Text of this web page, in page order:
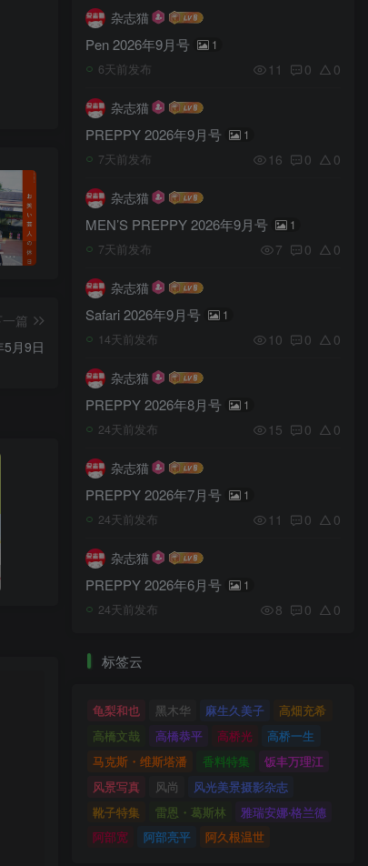
日本《mina（ミーナ）》女性流行时尚杂志 PDF电子版【2025年·全年订阅】 日本《mina（ミーナ）》女性流行时尚杂志 PDF电子版【2026年·全年订阅】
一篇
月9日
杂志猫
Pen 2026年9月号 1
6天前发布 11 0 0
杂志猫
PREPPY 2026年9月号 1
7天前发布 16 0 0
杂志猫
MEN’S PREPPY 2026年9月号 1
7天前发布 7 0 0
杂志猫
Safari 2026年9月号 1
14天前发布 10 0 0
杂志猫
PREPPY 2026年8月号 1
24天前发布 15 0 0
杂志猫
PREPPY 2026年7月号 1
24天前发布 11 0 0
杂志猫
PREPPY 2026年6月号 1
24天前发布 8 0 0
标签云
龟梨和也 黑木华 麻生久美子
高畑充希
高橋文哉
高橋恭平 高桥光
高桥一生
马克斯・维斯塔潘
香料特集
饭丰万理江
风景写真
风尚
风光美景摄影杂志
靴子特集
雷恩・葛斯林
雅瑞安娜‧格兰德
阿部宽
阿部亮平 阿久根温世